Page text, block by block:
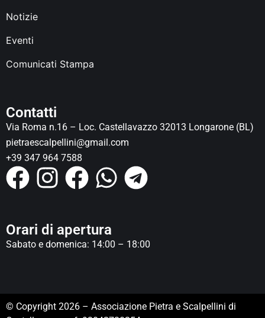
Notizie
Eventi
Comunicati Stampa
Contatti
Via Roma n.16 – Loc. Castellavazzo 32013 Longarone (BL)
pietraescalpellini@gmail.com
+39 347 964 7588
Orari di apertura
Sabato e domenica: 14:00 – 18:00
© Copyright 2026 – Associazione Pietra e Scalpellini di